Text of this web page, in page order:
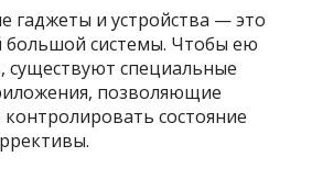
гаджеты и устройства — это
большой системы. Чтобы ею
существуют специальные
позволяющие
состояние